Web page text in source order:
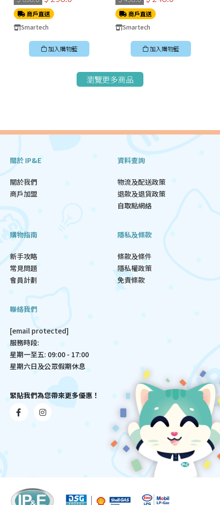
商戶直送
Smartech
加入購物籃
商戶直送
Smartech
加入購物籃
瀏覽更多商品
關於 IP&E
關於我們
商戶加盟
資料查詢
物流及配送政策
退款及退貨政策
自取點網絡
購物指南
新手攻略
常見問題
會員計劃
隱私及條款
條款及條件
隱私權政策
免責條款
聯絡我們
[email protected]
服務時段:
星期一至五: 09:00 - 17:00
星期六日及公眾假期休息
緊貼我們為您帶來更多優惠！